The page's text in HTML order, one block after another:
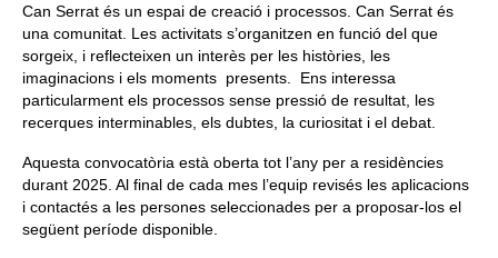
Can Serrat és un espai de creació i processos. Can Serrat és
una comunitat. Les activitats s’organitzen en funció del que
sorgeix, i reflecteixen un interès per les històries, les
imaginacions i els moments presents. Ens interessa
particularment els processos sense pressió de resultat, les
recerques interminables, els dubtes, la curiositat i el debat.
Aquesta convocatòria està oberta tot l’any per a residències
durant 2025. Al final de cada mes l’equip revisés les aplicacions
i contactés a les persones seleccionades per a proposar-los el
següent període disponible.